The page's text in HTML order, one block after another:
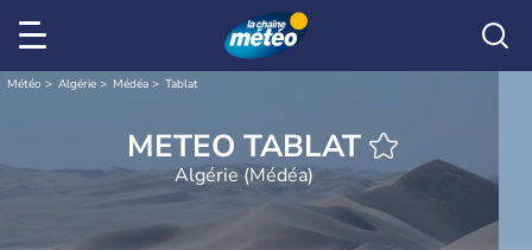
Météo Algérie Médéa Tablat
METEO TABLAT
Algérie (Médéa)